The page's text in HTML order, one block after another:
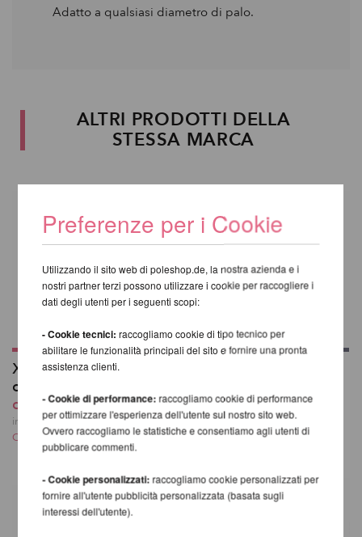
Adatto a qualsiasi diametro di palo.
ALTRI PRODOTTI DELLA
STESSA MARCA
X-Stage LITE / PRO
con palo in silicone
da 1.310,92 EUR
incl. 20 % UST escl.
Costi di spedizione
100,84 EUR
incl. 20 % UST escl.
Costi di spedizione
Preferenze per i Cookie
Utilizzando il sito web di poleshop.de, la nostra azienda e i
nostri partner terzi possono utilizzare i cookie per raccogliere i
dati degli utenti per i seguenti scopi:
- Cookie tecnici: raccogliamo cookie di tipo tecnico per
abilitare le funzionalità principali del sito e fornire una pronta
assistenza clienti.
- Cookie di performance: raccogliamo cookie di performance
per ottimizzare l'esperienza dell'utente sul nostro sito web.
Ovvero raccogliamo le statistiche e consentiamo agli utenti di
pubblicare commenti.
- Cookie personalizzati: raccogliamo cookie personalizzati per
fornire all'utente pubblicità personalizzata (basata sugli
interessi dell'utente).